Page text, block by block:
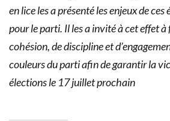
en lice les a présenté les enjeux de
pour le parti. Il les a invité à cet effet à
cohésion, de discipline et
couleurs du parti afin de garantir la
élections le 17 juillet prochain